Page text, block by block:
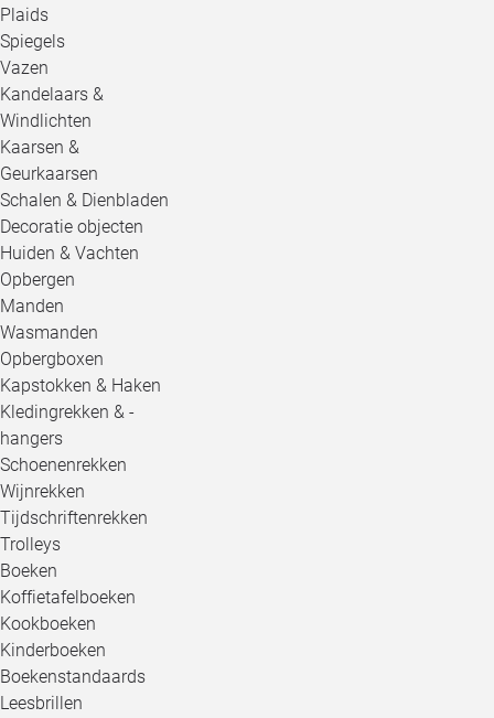
Plaids
Spiegels
Vazen
Kandelaars &
Windlichten
Kaarsen &
Geurkaarsen
Schalen & Dienbladen
Decoratie objecten
Huiden & Vachten
Opbergen
Manden
Wasmanden
Opbergboxen
Kapstokken & Haken
Kledingrekken & -
hangers
Schoenenrekken
Wijnrekken
Tijdschriftenrekken
Trolleys
Boeken
Koffietafelboeken
Kookboeken
Kinderboeken
Boekenstandaards
Leesbrillen